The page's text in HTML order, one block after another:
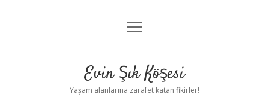
Anasayfa
Yasal Uyarı
menüyü
Evin Şık Köşesi
Yaşam alanlarına zarafet katan fikirler!